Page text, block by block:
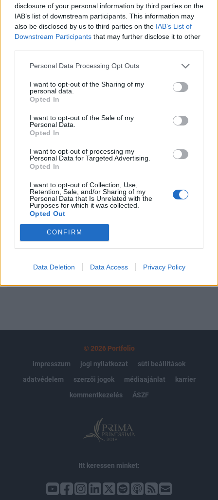
disclosure of your personal information by third parties on the
IAB’s list of downstream participants. This information may
also be disclosed by us to third parties on the IAB’s List of
Downstream Participants that may further disclose it to other
Personal Data Processing Opt Outs
I want to opt-out of the Sharing of my
personal data.
Opted In
I want to opt-out of the Sale of my
Personal Data.
Opted In
I want to opt-out of processing my
Personal Data for Targeted Advertising.
Opted In
I want to opt-out of Collection, Use,
Retention, Sale, and/or Sharing of my
Personal Data that Is Unrelated with the
Purposes for which it was collected.
Opted Out
CONFIRM
Data Deletion Data Access Privacy Policy
Az MTI-nek a részleteket firtató kérdésére Havasi Bertalan,
a miniszterelnök sajtófőnöke elmondta: az állam képviselői
és az E.ON között a tárgyalások minden érdemi kérdésben
lezárultak, a szövegszerű megállapodási javaslat elkészült,
a technikai lebonyolítás zajlik. További részleteket
MVM Magyar...
KEDVES OLVASÓNK!
A keresett cikk a portfolio.hu hírarchívumához
regisztrációhoz kötött.
Portfolio.hu teljes cikkarchívum
Kötéslisták: BÉT elmúlt 2 év napon belüli
kötéslistái
MÁR ELŐFIZETŐNK VAGY?BEJELENTKEZÉS
© 2026 Portfolio
impresszum
jogi nyilatkozat
süti beállítások
adatvédelem
szerzői jogok médiaajánlat
karrier
kommentkezelés
ÁSZF
Itt keressen minket: